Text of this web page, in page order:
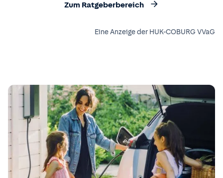
Zum Ratgeberbereich
Eine Anzeige der HUK-COBURG VVaG